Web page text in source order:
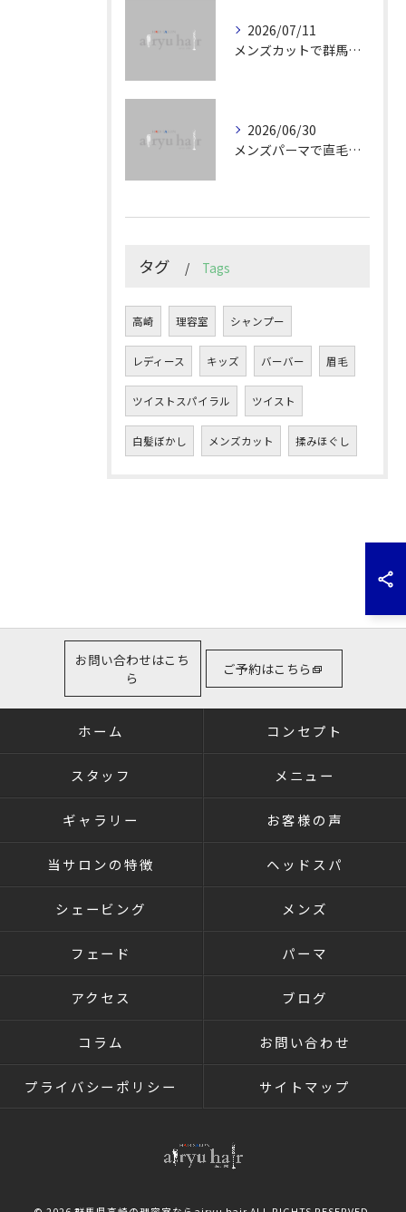
2026/07/11
メンズカットで群馬県の朝のスタイリングが楽になる髪型選びと再現性アップ術
2026/06/30
メンズパーマで直毛悩みを解消群馬県で朝3分スタイリングが叶うパーマスタイル完全解説
タグ Tags
高崎 理容室 シャンプー
レディース キッズ バーバー 眉毛
ツイストスパイラル ツイスト
白髪ぼかし メンズカット 揉みほぐし
お問い合わせはこち
ら
ご予約はこちら
ホーム コンセプト
スタッフ メニュー
ギャラリー お客様の声
当サロンの特徴 ヘッドスパ
シェービング メンズ
フェード パーマ
アクセス ブログ
コラム お問い合わせ
プライバシーポリシー サイトマップ